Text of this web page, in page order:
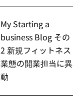
My Starting a
business Blog その
2 新規フィットネス
業態の開業担当に異
動